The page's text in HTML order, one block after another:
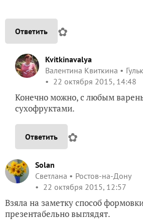
Ответить ✿
Kvitkinavalya
Валентина Квиткина
22 октября 2015, 14:48
Конечно можно, с любым
сухофруктами.
Ответить ✿
Solan
Светлана
Ростов-на-Дону
22 октября 2015, 12:57
Взяла на заметку способ
презентабельно выглядят.